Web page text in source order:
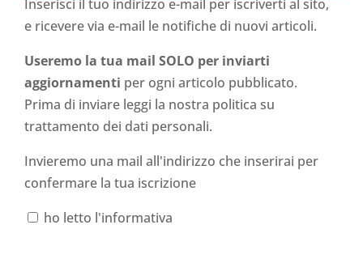
Inserisci il tuo indirizzo e-mail per iscriverti al sito,
e ricevere via e-mail le notifiche di nuovi articoli.
Useremo la tua mail SOLO per inviarti
aggiornamenti per ogni articolo pubblicato.
Prima di inviare leggi la nostra politica su
trattamento dei dati personali.
Invieremo una mail all'indirizzo che inserirai per
confermare la tua iscrizione
ho letto l'informativa